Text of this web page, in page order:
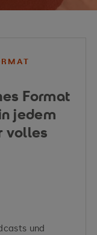
Format
jedem
volles
und